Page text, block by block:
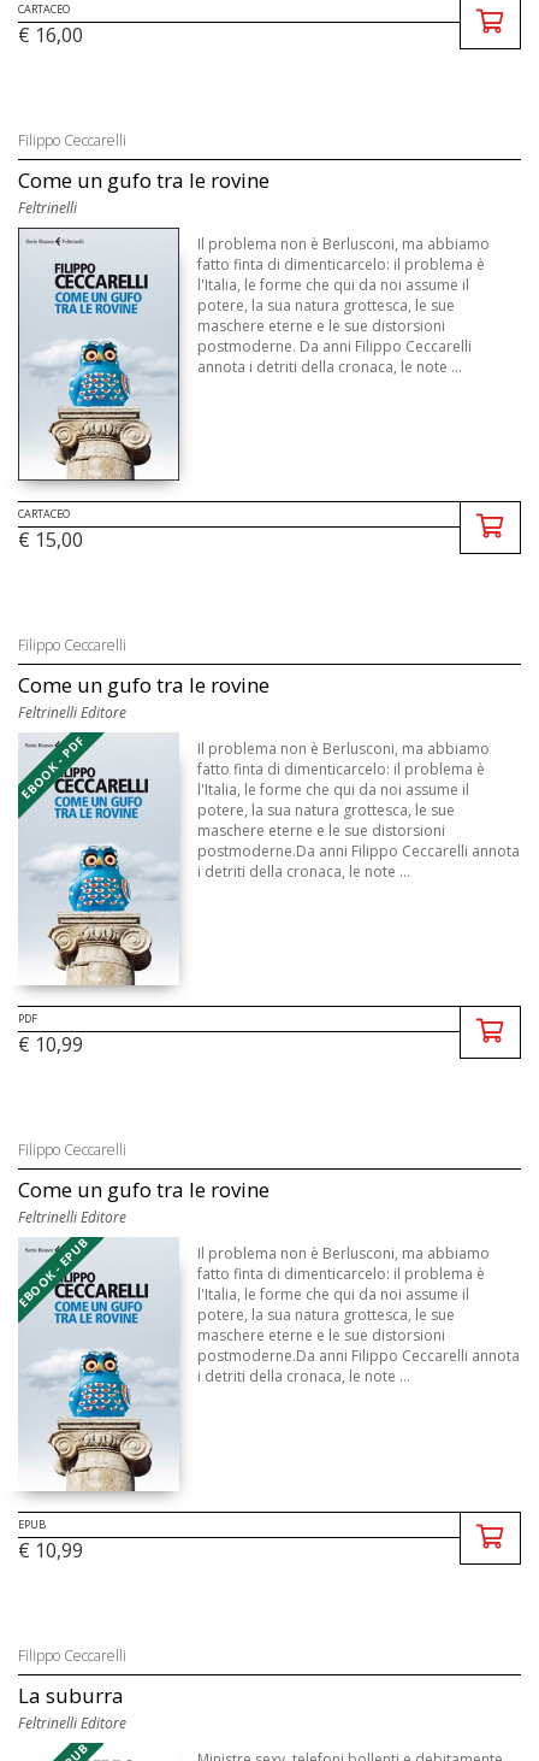
CARTACEO
€ 16,00
Filippo Ceccarelli
Come un gufo tra le rovine
Feltrinelli
Il problema non è Berlusconi, ma abbiamo
fatto finta di dimenticarcelo: il problema è
l'Italia, le forme che qui da noi assume il
potere, la sua natura grottesca, le sue
maschere eterne e le sue distorsioni
postmoderne. Da anni Filippo Ceccarelli
annota i detriti della cronaca, le note ...
CARTACEO
€ 15,00
Filippo Ceccarelli
Come un gufo tra le rovine
Feltrinelli Editore
EBOOK - PDF
Il problema non è Berlusconi, ma abbiamo
fatto finta di dimenticarcelo: il problema è
l'Italia, le forme che qui da noi assume il
potere, la sua natura grottesca, le sue
maschere eterne e le sue distorsioni
postmoderne.Da anni Filippo Ceccarelli annota
i detriti della cronaca, le note ...
PDF
€ 10,99
Filippo Ceccarelli
Come un gufo tra le rovine
Feltrinelli Editore
EBOOK - EPUB
Il problema non è Berlusconi, ma abbiamo
fatto finta di dimenticarcelo: il problema è
l'Italia, le forme che qui da noi assume il
potere, la sua natura grottesca, le sue
maschere eterne e le sue distorsioni
postmoderne.Da anni Filippo Ceccarelli annota
i detriti della cronaca, le note ...
EPUB
€ 10,99
Filippo Ceccarelli
La suburra
Feltrinelli Editore